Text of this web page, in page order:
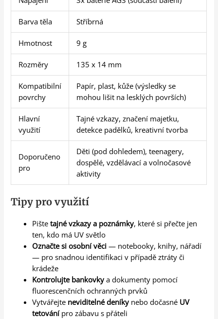
Barva těla Stříbrná
Hmotnost 9 g
Rozměry 135 x 14 mm
Kompatibilní
povrchy
Papír, plast, kůže (výsledky se
mohou lišit na lesklých površích)
Hlavní
využití
Tajné vzkazy, značení majetku,
detekce padělků, kreativní tvorba
Doporučeno
pro
Děti (pod dohledem), teenagery,
dospělé, vzdělávací a volnočasové
aktivity
Tipy pro využití
Pištetajné vzkazy a poznámky, které si přečte jen
ten, kdo má UV světlo
Označte si osobní věci — notebooky, knihy, nářadí
— pro snadnou identifikaci v případě ztráty či
krádeže
Kontrolujte bankovky a dokumenty pomocí
fluorescenčních ochranných prvků
Vytvářejte neviditelné deníky nebo dočasné UV
tetovánípro zábavu s přáteli